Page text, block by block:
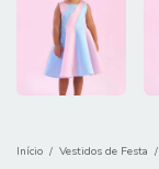
Início / Vestidos de Festa /